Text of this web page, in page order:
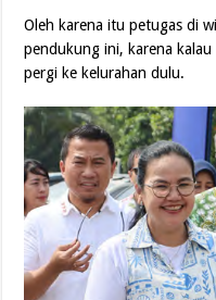
Oleh karena itu petugas di
pendukung ini, karena
pergi ke kelurahan dulu.